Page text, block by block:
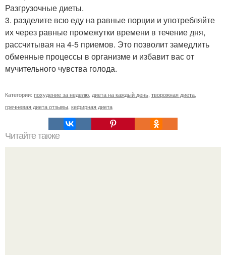
Разгрузочные диеты.
3. разделите всю еду на равные порции и употребляйте
их через равные промежутки времени в течение дня,
рассчитывая на 4-5 приемов. Это позволит замедлить
обменные процессы в организме и избавит вас от
мучительного чувства голода.
Категории: похудение за неделю диета на каждый день творожная диета
гречневая диета отзывы кефирная диета
Читайте также